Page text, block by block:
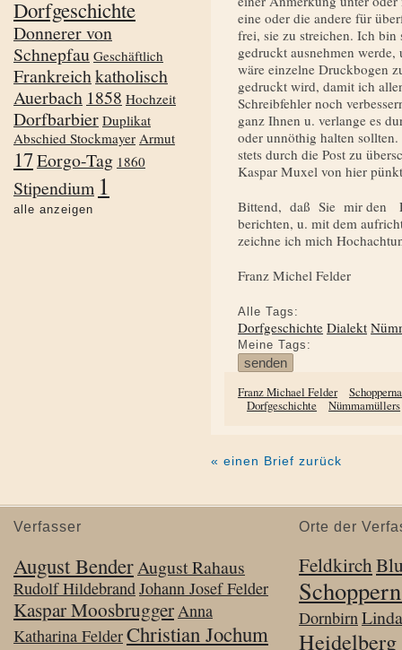
eine oder die andere für
frei, sie zu streichen. Ich bin
gedruckt ausnehmen
wäre einzelne Druckbogen
gedruckt wird, damit ich
Schreibfehler noch
ganz Ihnen u. verlange es
oder unnöthig halten
stets durch die Post zu
Kaspar Muxel von hier
Bittend, daß Sie mir den
berichten, u. mit dem
zeichne ich mich
Franz Michel Felder
Alle Tags:
Dorfgeschichte Dialekt
Meine Tags:
Franz Michael Felder
Dorfgeschichte
Nümmamüllers
« einen Brief zurück
Dorfgeschichte
Donnerer von
Schnepfau Geschäftlich
Frankreichkatholisch
Auerbach 1858 Hochzeit
Dorfbarbier Duplikat
Abschied Stockmayer Armut
17Eorgo-Tag 1860
Stipendium 1
alle anzeigen
Verfasser
August BenderAugust Rahaus
Rudolf HildebrandJohann Josef Felder
Kaspar MoosbruggerAnna
Katharina FelderChristian Jochum
Orte der
Feldkirch
Dornbirn
Heidelberg